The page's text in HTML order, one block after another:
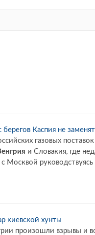
Каспия не
газовых
и Словакия, где
Москвой руководствуясь
киевской хунты
произошли взрывы и